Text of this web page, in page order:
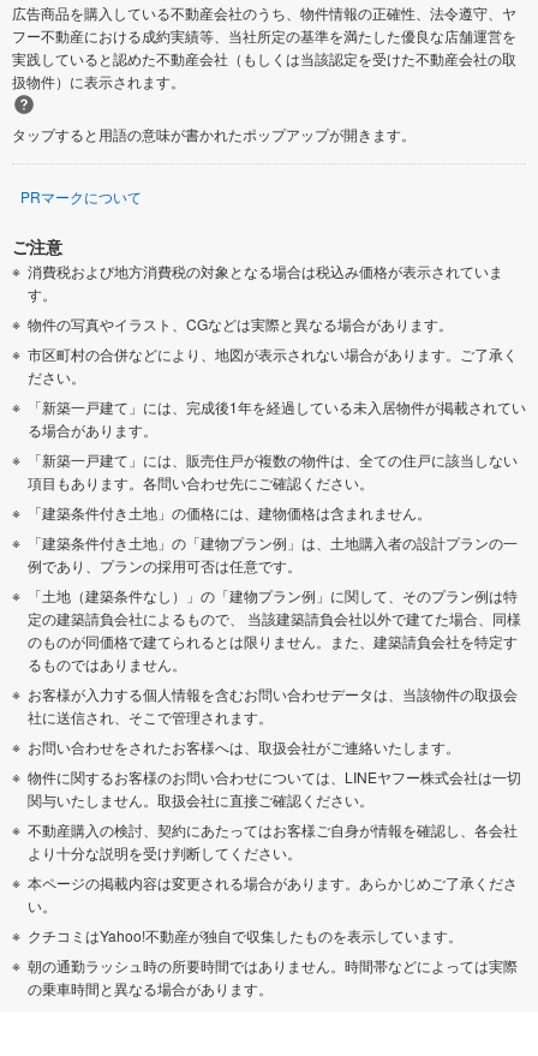
広告商品を購入している不動産会社のうち、物件情報の正確性、法令遵守、ヤ
フー不動産における成約実績等、当社所定の基準を満たした優良な店舗運営を
実践していると認めた不動産会社（もしくは当該認定を受けた不動産会社の取
扱物件）に表示されます。
タップすると用語の意味が書かれたポップアップが開きます。
PRマークについて
ご注意
消費税および地方消費税の対象となる場合は税込み価格が表示されていま
す。
物件の写真やイラスト、CGなどは実際と異なる場合があります。
市区町村の合併などにより、地図が表示されない場合があります。ご了承く
ださい。
「新築一戸建て」には、完成後1年を経過している未入居物件が掲載されてい
る場合があります。
「新築一戸建て」には、販売住戸が複数の物件は、全ての住戸に該当しない
項目もあります。各問い合わせ先にご確認ください。
「建築条件付き土地」の価格には、建物価格は含まれません。
「建築条件付き土地」の「建物プラン例」は、土地購入者の設計プランの一
例であり、プランの採用可否は任意です。
「土地（建築条件なし）」の「建物プラン例」に関して、そのプラン例は特
定の建築請負会社によるもので、 当該建築請負会社以外で建てた場合、同様
のものが同価格で建てられるとは限りません。また、建築請負会社を特定す
るものではありません。
お客様が入力する個人情報を含むお問い合わせデータは、当該物件の取扱会
社に送信され、そこで管理されます。
お問い合わせをされたお客様へは、取扱会社がご連絡いたします。
物件に関するお客様のお問い合わせについては、LINEヤフー株式会社は一切
関与いたしません。取扱会社に直接ご確認ください。
不動産購入の検討、契約にあたってはお客様ご自身が情報を確認し、各会社
より十分な説明を受け判断してください。
本ページの掲載内容は変更される場合があります。あらかじめご了承くださ
い。
クチコミはYahoo!不動産が独自で収集したものを表示しています。
朝の通勤ラッシュ時の所要時間ではありません。時間帯などによっては実際
の乗車時間と異なる場合があります。